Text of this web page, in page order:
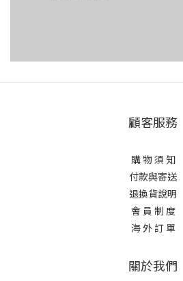
顧客服務
購 物 須 知
付款與寄送
退換貨說明
會 員 制 度
海 外 訂 單
關於我們